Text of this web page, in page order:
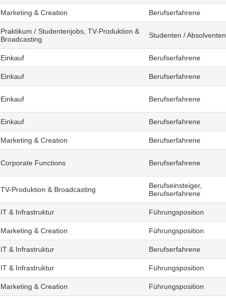
Marketing & Creation Berufserfahrene
Praktikum / Studentenjobs, TV-Produktion &
Broadcasting
Studenten / Absolventen
Einkauf Berufserfahrene
Einkauf Berufserfahrene
Einkauf Berufserfahrene
Einkauf Berufserfahrene
Marketing & Creation Berufserfahrene
Corporate Functions Berufserfahrene
TV-Produktion & Broadcasting
Berufseinsteiger,
Berufserfahrene
IT & Infrastruktur Führungsposition
Marketing & Creation Führungsposition
IT & Infrastruktur Berufserfahrene
IT & Infrastruktur Führungsposition
Marketing & Creation Führungsposition